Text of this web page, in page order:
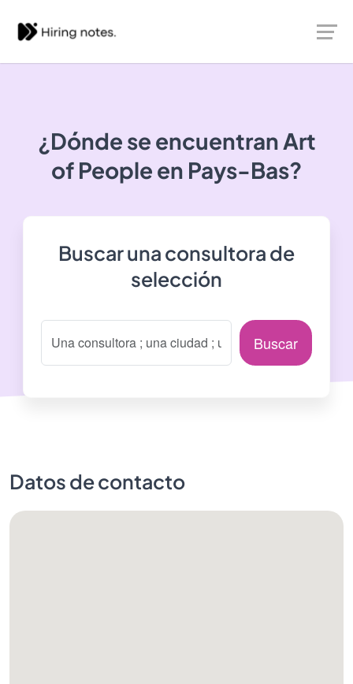
¿Dónde se encuentranArt
of People en Pays-Bas?
Buscar una consultora de
selección
Buscar
Datos de contacto